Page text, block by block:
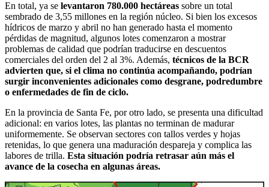
En total, ya se levantaron 780.000 hectáreas sobre un total
sembrado de 3,55 millones en la región núcleo. Si bien los excesos
hídricos de marzo y abril no han generado hasta el momento
pérdidas de magnitud, algunos lotes comenzaron a mostrar
problemas de calidad que podrían traducirse en descuentos
comerciales del orden del 2 al 3%. Además, técnicos de la BCR
advierten que, si el clima no continúa acompañando, podrían
surgir inconvenientes adicionales como desgrane, podredumbre
o enfermedades de fin de ciclo.
En la provincia de Santa Fe, por otro lado, se presenta una dificultad
adicional: en varios lotes, las plantas no terminan de madurar
uniformemente. Se observan sectores con tallos verdes y hojas
retenidas, lo que genera una maduración despareja y complica las
labores de trilla. Esta situación podría retrasar aún más el
avance de la cosecha en algunas áreas.